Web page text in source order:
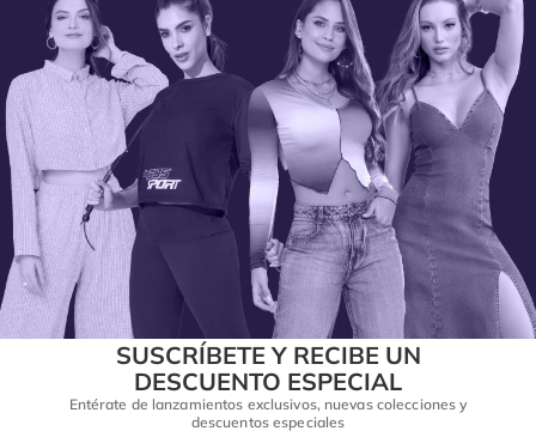
SUSCRÍBETE Y RECIBE UN
DESCUENTO ESPECIAL
Entérate de lanzamientos exclusivos, nuevas colecciones y
descuentos especiales